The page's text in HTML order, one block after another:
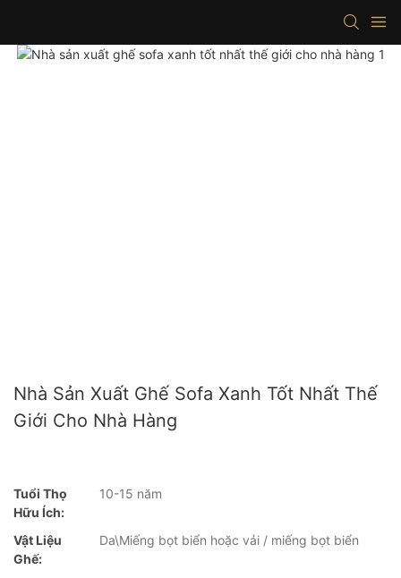
Nhà Sản Xuất Ghế Sofa Xanh Tốt Nhất Thế
Giới Cho Nhà Hàng
Tuổi Thọ
Hữu Ích:
10-15 năm
Vật Liệu
Ghế:
Da\Miếng bọt biển hoặc vải / miếng bọt biển